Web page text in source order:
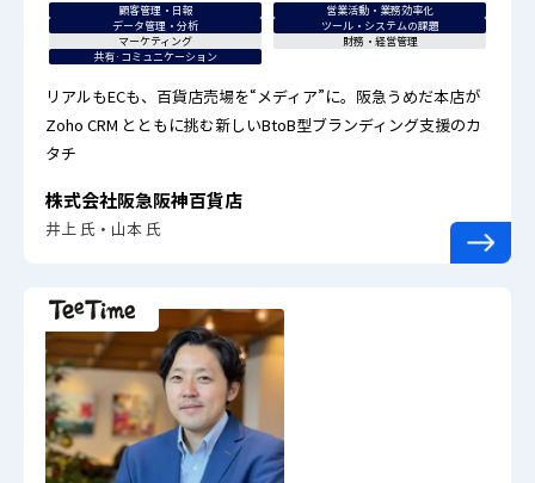
顧客管理・日報
営業活動・業務効率化
データ管理・分析
ツール・システムの課題
マーケティング
財務・経営管理
共有·コミュニケーション
リアルもECも、百貨店売場を“メディア”に。阪急うめだ本店が
Zoho CRM とともに挑む新しいBtoB型ブランディング支援のカ
タチ
株式会社阪急阪神百貨店
井上 氏・山本 氏